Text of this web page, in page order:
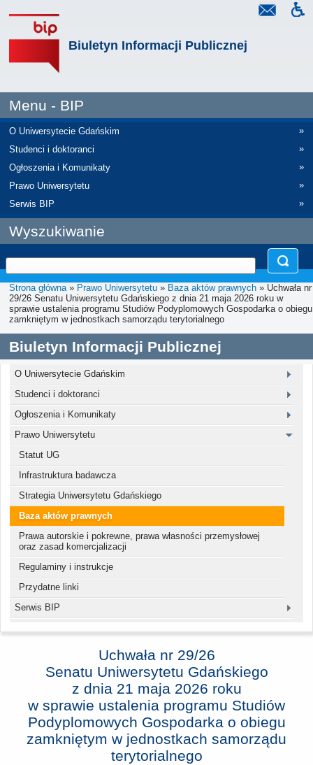
Biuletyn Informacji Publicznej
Menu - BIP
O Uniwersytecie Gdańskim
»
Studenci i doktoranci
»
Ogłoszenia i Komunikaty
»
Prawo Uniwersytetu
»
Serwis BIP
»
Wyszukiwanie
Strona główna» Prawo Uniwersytetu » Baza aktów prawnych » Uchwała nr
29/26 Senatu Uniwersytetu Gdańskiego z dnia 21 maja 2026 roku w
sprawie ustalenia programu Studiów Podyplomowych Gospodarka o obiegu
zamkniętym w jednostkach samorządu terytorialnego
Biuletyn Informacji Publicznej
O Uniwersytecie Gdańskim
Studenci i doktoranci
Ogłoszenia i Komunikaty
Prawo Uniwersytetu
Statut UG
Infrastruktura badawcza
Strategia Uniwersytetu Gdańskiego
Baza aktów prawnych
Prawa autorskie i pokrewne, prawa własności przemysłowej
oraz zasad komercjalizacji
Regulaminy i instrukcje
Przydatne linki
Serwis BIP
Uchwała nr 29/26
Senatu Uniwersytetu Gdańskiego
z dnia 21 maja 2026 roku
w sprawie ustalenia programu Studiów
Podyplomowych Gospodarka o obiegu
zamkniętym w jednostkach samorządu
terytorialnego